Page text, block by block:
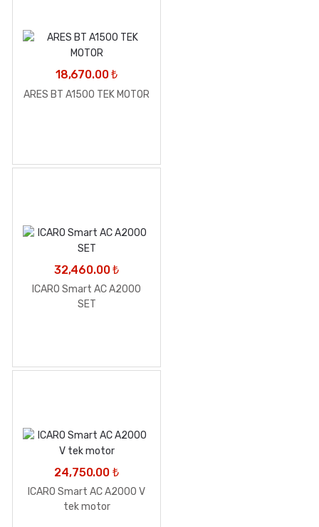
18,670.00₺
ARES BT A1500 TEK MOTOR
32,460.00₺
ICARO Smart AC A2000
SET
24,750.00 ₺
ICARO Smart AC A2000 V
tek motor